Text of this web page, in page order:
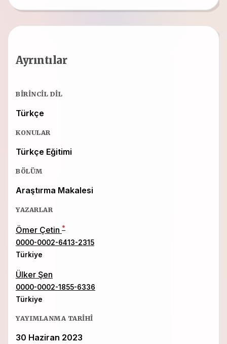
Ayrıntılar
BIRINCIL DIL
Türkçe
KONULAR
Türkçe Eğitimi
BÖLÜM
Araştırma Makalesi
YAZARLAR
Ömer Çetin *
0000-0002-6413-2315
Türkiye
Ülker Şen
0000-0002-1855-6336
Türkiye
YAYIMLANMA TARIHI
30 Haziran 2023